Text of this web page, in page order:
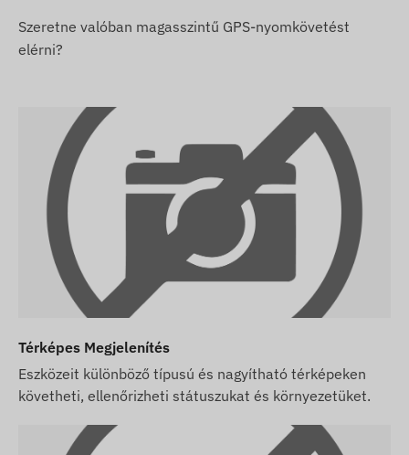
4G: Világ
2G: Világ
Ha csak készüléket vásárol (szoftver előfizetést
nem), azt a gyári beállításokkal adjuk át. A
működtetéshez szükséges SIM kártyáról, annak
beállításairól és a kártya üzemeltetéséről
(feltöltés, éves adategyeztetés) Önnek kell
gondoskodnia.
Ha a készülék mellett szoftver előfizetést is
vásárol, de SIM kártyát nem, akkor a készüléket
már a szoftverünkben regisztrálva, működésre
készen adjuk át. A SIM kártya beszerzése,
beállítása és üzemeltetése azonban továbbra is
az Ön feladata.
SIM kártyát is tőlünk vásárolja, akkor a
Szeretne valóban magasszintű GPS-nyomkövetést
elérni?
Térképes Megjelenítés
Eszközeit különböző típusú és nagyítható térképeken
követheti, ellenőrizheti státuszukat és környezetüket.